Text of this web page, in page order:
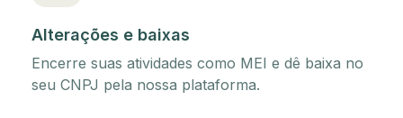
Alterações e baixas
Encerre suas atividades como MEI e dê baixa no
seu CNPJ pela nossa plataforma.